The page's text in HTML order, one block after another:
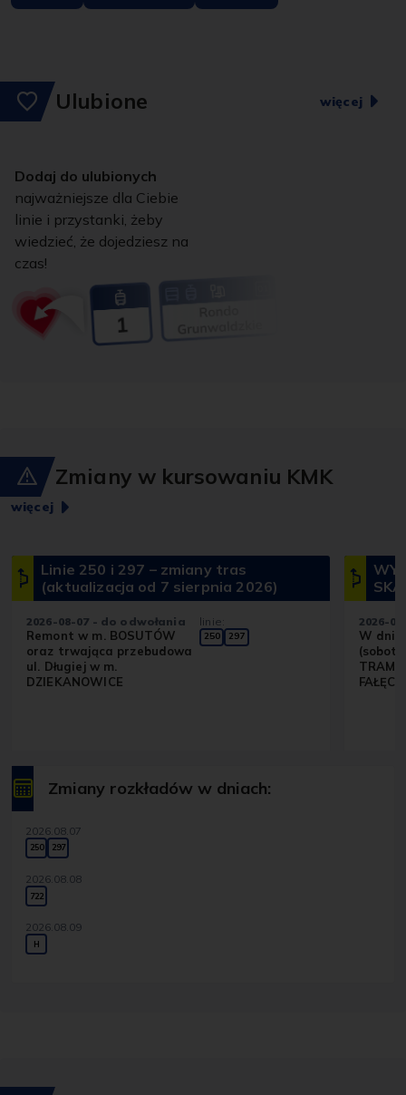
Ulubione więcej
Dodaj do ulubionych
najważniejsze dla Ciebie
linie i przystanki, żeby
wiedzieć, że dojedziesz na
czas!
Zmiany w kursowaniu KMK
więcej
Linie 250 i 297 – zmiany tras
(aktualizacja od 7 sierpnia 2026)
2026-08-07 - do odwołania
Remont w m. BOSUTÓW
oraz trwająca przebudowa
ul. Długiej w m.
DZIEKANOWICE
linie:
250 297
2026-
W dniu
TRAM
Zmiany rozkładów w dniach:
2026.08.07
250 297
2026.08.08
722
2026.08.09
H